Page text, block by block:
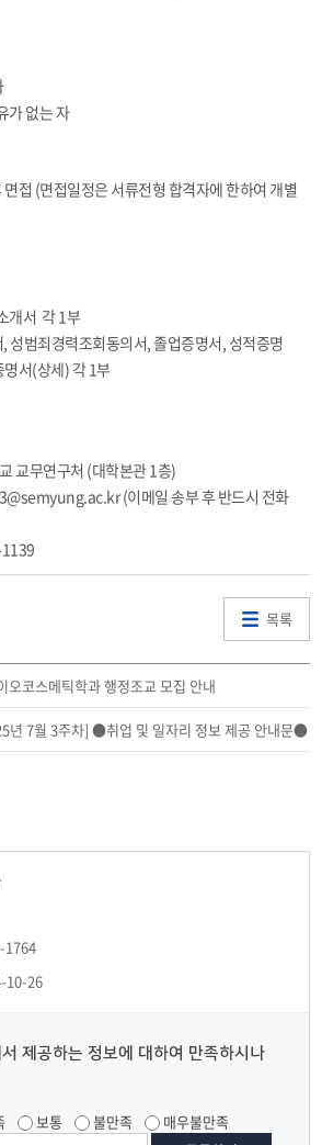
가 없는 자
접 (면접일정은 서류전형 합격자에 한하여 개별
개서 각 1부
성범죄경력조회동의서, 졸업증명서, 성적증명
서(상세) 각 1부
교무연구처 (대학본관 1층)
(이메일 송부 후 반드시 전화
목록
오코스메틱학과 행정조교 모집 안내
년 7월 3주차] ●취업 및 일자리 정보 제공 안내문●
1764
10-26
제공하는 정보에 대하여 만족하시나
보통 불만족 매우불만족